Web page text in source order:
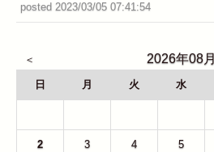
posted 2023/03/05 07:41:54
2026年08月
日 月 火 水
2 3 4 5